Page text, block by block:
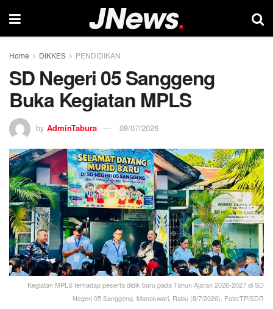
Home DIKKES PENDIDIKAN
SD Negeri 05 Sanggeng
Buka Kegiatan MPLS
by AdminTabura 08/07/2026
Kegiatan MPLS terhadap peserta didik baru pada Tahun Ajaran 2026-2027 di SD
Negeri 05 Sanggeng, Manokwari, Rabu (8/7/2026). Foto:TP/SDR